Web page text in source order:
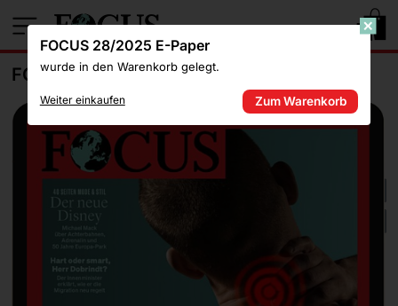
FOCUS 28/2025 E-Paper
wurde in den Warenkorb gelegt.
Weiter einkaufen Zum Warenkorb
1
FOCUS 28/2025 E-PAPER